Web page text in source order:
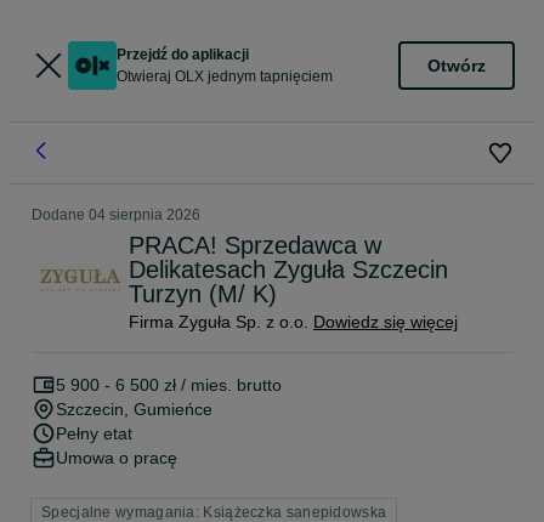
Przejdź do aplikacji
Otwieraj OLX jednym tapnięciem
Otwórz
Dodane 04 sierpnia 2026
PRACA! Sprzedawca w
Delikatesach Zyguła Szczecin
Turzyn (M/ K)
Firma Zyguła Sp. z o.o. Dowiedz się więcej
5 900 - 6 500 zł / mies. brutto
Szczecin , Gumieńce
Pełny etat
Umowa o pracę
Specjalne wymagania: Książeczka sanepidowska